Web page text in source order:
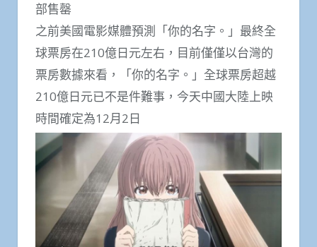
部售罄
之前美國電影媒體預測「你的名字。」最終全
球票房在210億日元左右，目前僅僅以台灣的
票房數據來看，「你的名字。」全球票房超越
210億日元已不是件難事，今天中國大陸上映
時間確定為12月2日